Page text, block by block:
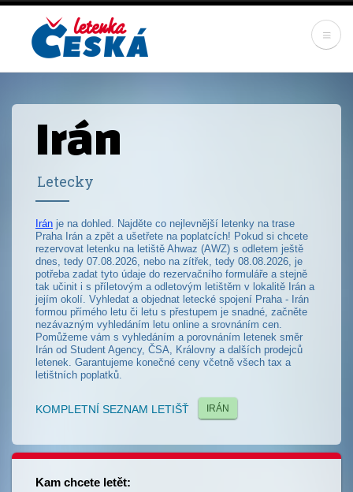
Skip
content
Irán
Letecky
Irán je na dohled. Najděte co nejlevnější letenky na trase
Praha Irán a zpět a ušetřete na poplatcích! Pokud si chcete
rezervovat letenku na letiště Ahwaz (AWZ) s odletem ještě
dnes, tedy 07.08.2026, nebo na zítřek, tedy 08.08.2026, je
potřeba zadat tyto údaje do rezervačního formuláře a stejně
tak učinit i s příletovým a odletovým letištěm v lokalitě Irán a
jejím okolí. Vyhledat a objednat letecké spojení Praha - Irán
formou přímého letu či letu s přestupem je snadné, začněte
nezávazným vyhledáním letu online a srovnáním cen.
Pomůžeme vám s vyhledáním a porovnáním letenek směr
Irán od Student Agency, ČSA, Královny a dalších prodejců
letenek. Garantujeme konečné ceny včetně všech tax a
letištních poplatků.
KOMPLETNÍ SEZNAM LETIŠŤ IRÁN
Kam chcete letět: